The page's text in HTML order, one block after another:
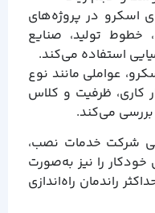
اسکرو در پروژه‌های
خطوط تولید، صنایع
استفاده می‌کند.
عواملی مانند نوع
کاری، ظرفیت و کلاس
بررسی می‌کند.
شرکت خدمات نصب،
خودکار را نیز به‌صورت
راندمان راه‌اندازی